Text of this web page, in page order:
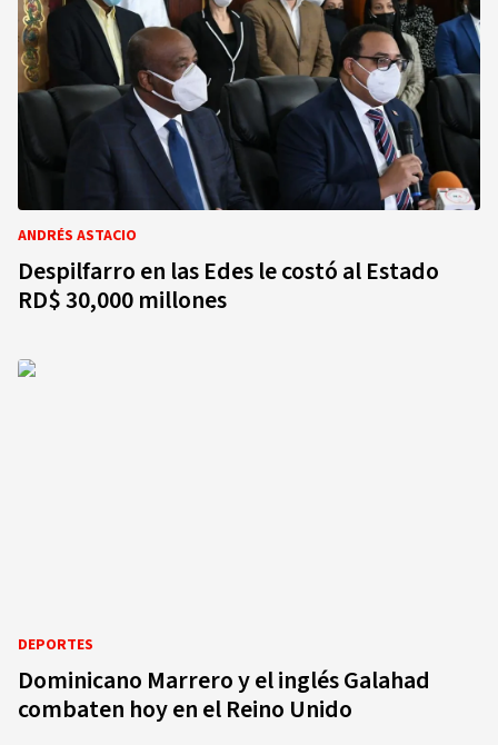
ANDRÉS ASTACIO
Despilfarro en las Edes le costó al Estado
RD$ 30,000 millones
DEPORTES
Dominicano Marrero y el inglés Galahad
combaten hoy en el Reino Unido